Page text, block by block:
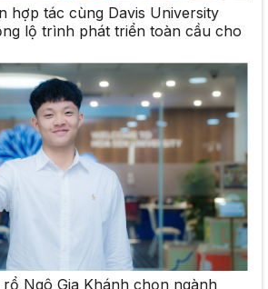
hợp tác cùng Davis University
lộ trình phát triển toàn cầu cho
Ngô Gia Khánh chọn ngành